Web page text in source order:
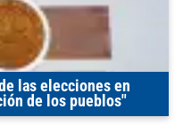
las elecciones en
de los pueblos"